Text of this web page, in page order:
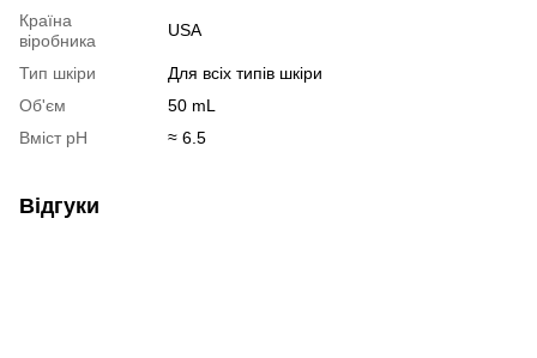
Країна
віробника
USA
Тип шкіри
Для всіх типів шкіри
Об'єм
50 mL
Вміст pH
≈ 6.5
Відгуки